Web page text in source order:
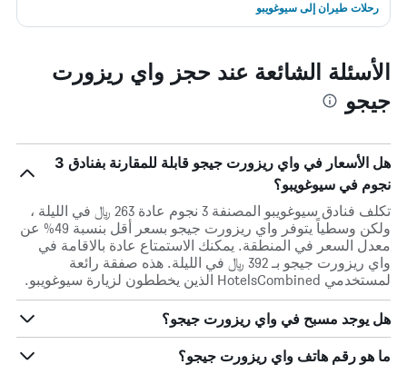
رحلات طيران إلى سيوغويبو
الأسئلة الشائعة عند حجز واي ريزورت
جيجو
هل الأسعار في واي ريزورت جيجو قابلة للمقارنة بفنادق 3
نجوم في سيوغويبو؟
تكلف فنادق سيوغويبو المصنفة 3 نجوم عادة 263 ﷼ في الليلة ،
ولكن وسطياً يتوفر واي ريزورت جيجو بسعر أقل بنسبة 49% عن
معدل السعر في المنطقة. يمكنك الاستمتاع عادة بالاقامة في
واي ريزورت جيجو بـ 392 ﷼ في الليلة. هذه صفقة رائعة
لمستخدمي HotelsCombined الذين يخططون لزيارة سيوغويبو.
هل يوجد مسبح في واي ريزورت جيجو؟
ما هو رقم هاتف واي ريزورت جيجو؟